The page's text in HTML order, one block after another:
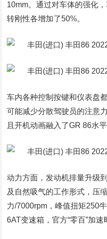
10mm。通过对车体的强化
转刚性各增加了50%。
车内各种控制按键和仪表盘
可能减少分散驾驶员的注意
且开机动画融入了GR 86水
动力方面，发动机排量升级
及自然吸气的工作形式，压
力/7000rpm，峰值扭矩250
6AT变速箱，官方“零百”加速